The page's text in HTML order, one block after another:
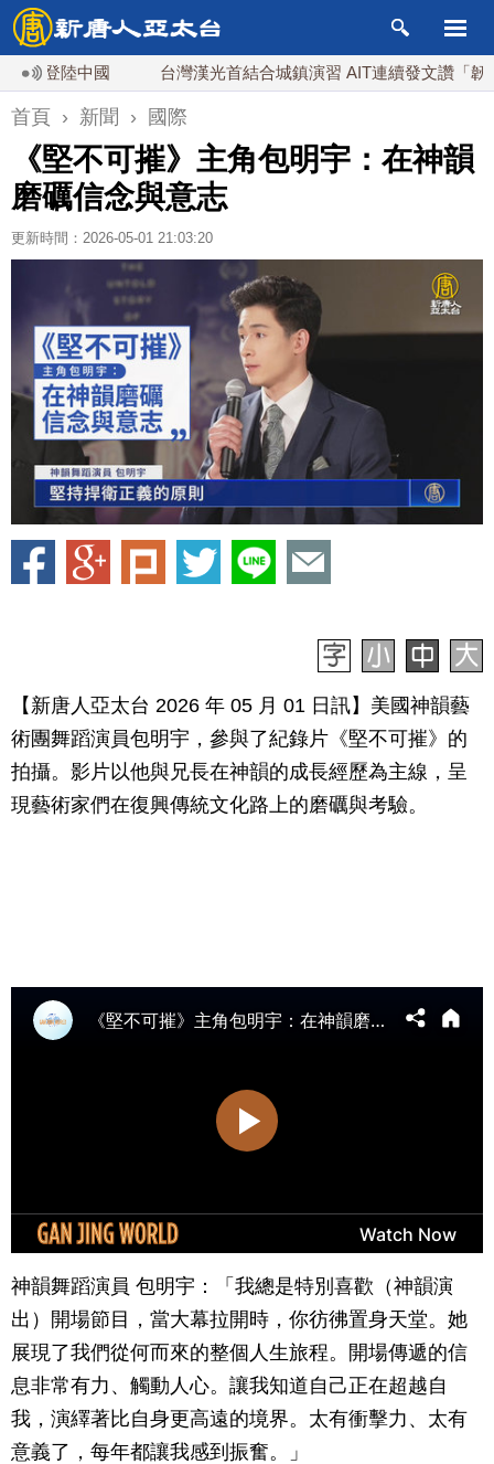
陸中國 台灣漢光首結合城鎮演習 AIT連續發文讚「韌性台灣
首頁 › 新聞 › 國際
《堅不可摧》主角包明宇：在神韻
磨礪信念與意志
更新時間：2026-05-01 21:03:20
【新唐人亞太台 2026 年 05 月 01 日訊】美國神韻藝
術團舞蹈演員包明宇，參與了紀錄片《堅不可摧》的
拍攝。影片以他與兄長在神韻的成長經歷為主線，呈
現藝術家們在復興傳統文化路上的磨礪與考驗。
神韻舞蹈演員 包明宇：「我總是特別喜歡（神韻演
出）開場節目，當大幕拉開時，你彷彿置身天堂。她
展現了我們從何而來的整個人生旅程。開場傳遞的信
息非常有力、觸動人心。讓我知道自己正在超越自
我，演繹著比自身更高遠的境界。太有衝擊力、太有
意義了，每年都讓我感到振奮。」